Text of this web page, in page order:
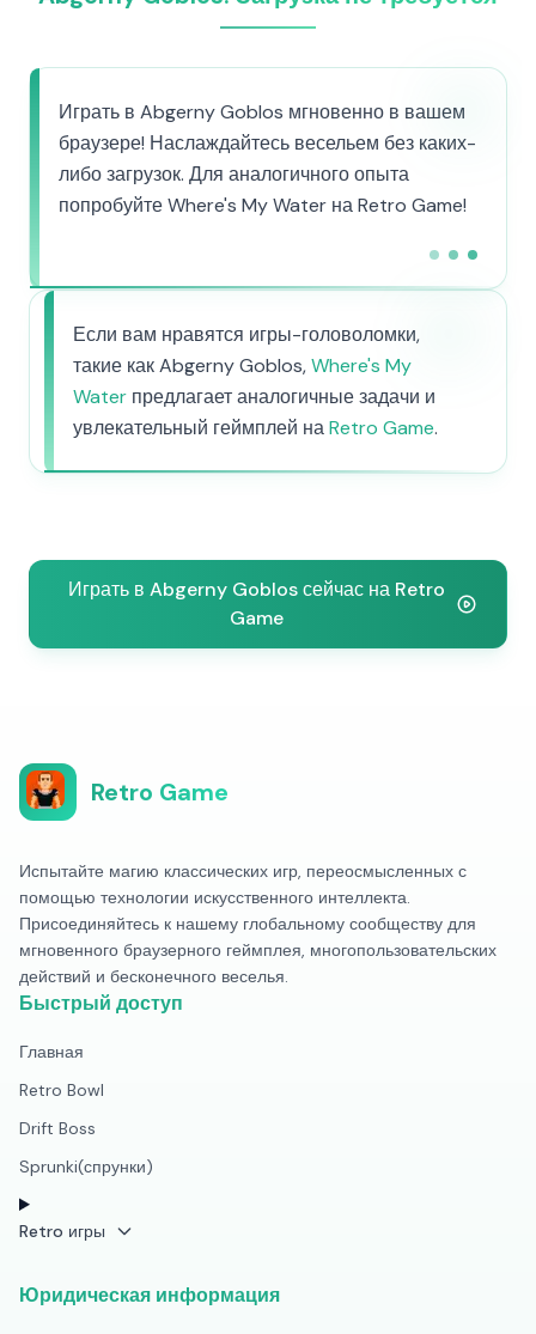
Играть в Abgerny Goblos мгновенно в вашем
браузере! Наслаждайтесь весельем без каких-
либо загрузок. Для аналогичного опыта
попробуйте Where's My Water на Retro Game!
Если вам нравятся игры-головоломки,
такие как Abgerny Goblos,Where's My
Water предлагает аналогичные задачи и
увлекательный геймплей наRetro Game.
Играть в Abgerny Goblos сейчас на Retro
Game
Retro Game
Испытайте магию классических игр, переосмысленных с
помощью технологии искусственного интеллекта.
Присоединяйтесь к нашему глобальному сообществу для
мгновенного браузерного геймплея, многопользовательских
действий и бесконечного веселья.
Быстрый доступ
Главная
Retro Bowl
Drift Boss
Sprunki(спрунки)
Retro игры
Юридическая информация